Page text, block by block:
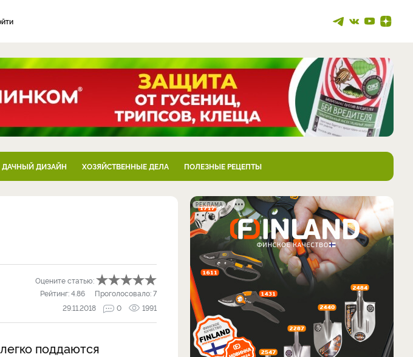
ДАЧНЫЙ ДИЗАЙН ХОЗЯЙСТВЕННЫЕ ДЕЛА ПОЛЕЗНЫЕ РЕЦЕПТЫ
Оцените статью:
Рейтинг:4.86 Проголосовало:7
29.11.2018
0 1991
поддаются
РЕКЛАМА